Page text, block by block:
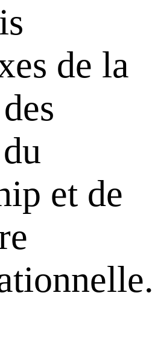
de la
et de